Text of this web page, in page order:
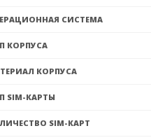
СИСТЕМА
КОРПУСА
КОРПУСА
SIM-КАРТЫ
SIM-КАРТ